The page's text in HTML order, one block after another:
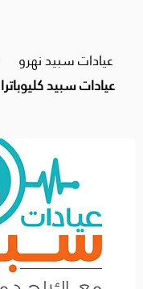
عيادات سبيد نهرو
عيادات سبيد كليوباترا